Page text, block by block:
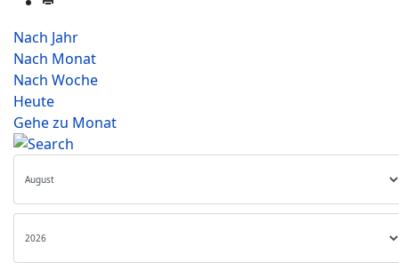
Nach Jahr
Nach Monat
Nach Woche
Heute
Gehe zu Monat